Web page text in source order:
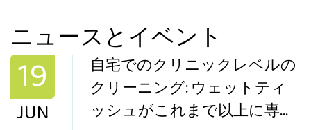
ニュースとイベント
19
JUN
自宅でのクリニックレベルの
クリーニング: ウェットティ
ッシュがこれまで以上に専門